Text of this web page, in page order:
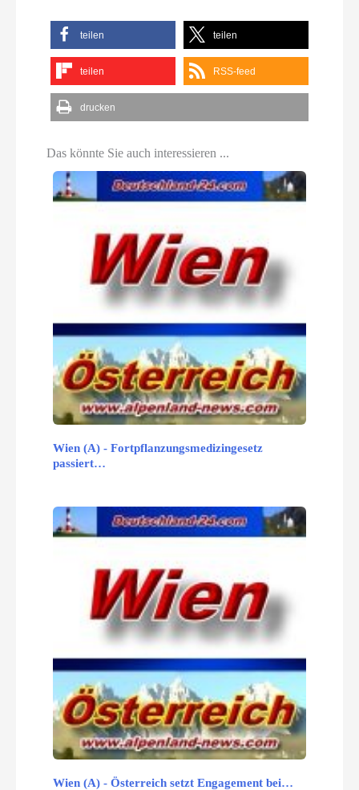
teilen teilen
teilen RSS-feed
drucken
Das könnte Sie auch interessieren ...
Wien (A) - Fortpflanzungsmedizingesetz
passiert…
Wien (A) - Österreich setzt Engagement bei…